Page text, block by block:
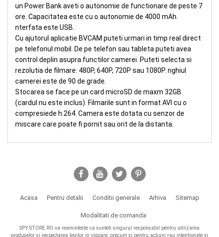
un Power Bank aveti o autonomie de functionare de peste 7
ore. Capacitatea este cu o autonomie de 4000 mAh.
nterfata este USB.
Cu ajutorul aplicatie BVCAM puteti urmari in timp real direct
pe telefonul mobil. De pe telefon sau tableta puteti avea
control deplin asupra functilor camerei. Puteti selecta si
rezolutia de filmare: 480P, 640P, 720P sau 1080P. nghiul
camerei este de 90 de grade.
Stocarea se face pe un card microSD de maxm 32GB
(cardul nu este inclus). Filmarile sunt in format AVI cu o
compresiede h.264. Camera este dotata cu senzor de
miscare care poate fi pornit sau orit de la distanta.
Acasa Pentru detalii Conditii generale Arhiva Sitemap
Modalitati de comanda
SPY.STORE.RO va reaminteste ca sunteti singurul responsabil pentru utilizarea
produselor si respectarea legilor in vigoare, precum si pentru actiuni rau intentionate si